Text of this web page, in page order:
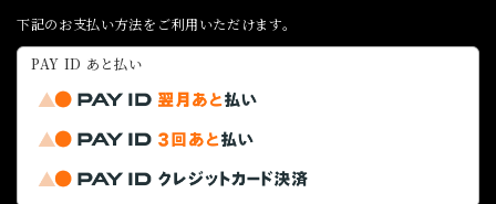
下記のお支払い方法をご利用いただけます。
PAY ID あと払い